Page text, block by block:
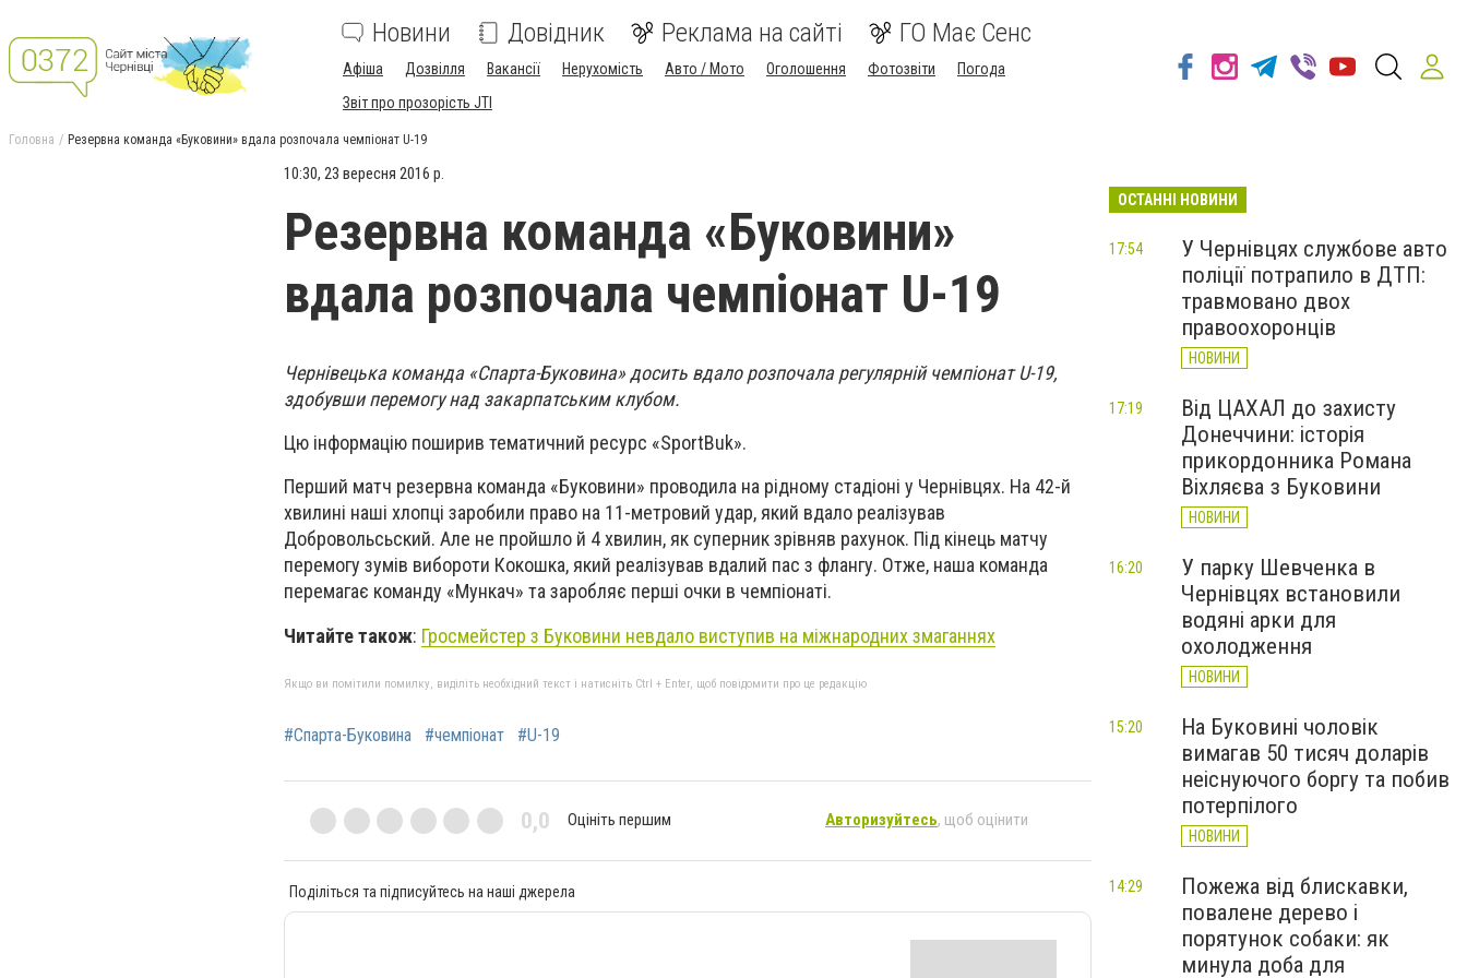
Новини Довідник Реклама на сайті ГО Має Сенс
Афіша Дозвілля Вакансії Нерухомість Авто / Мото Оголошення Фотозвіти
Погода
Звіт про прозорість JTI
Головна Резервна команда «Буковини» вдала розпочала чемпіонат U-19
10:30, 23 вересня 2016 р.
Резервна команда «Буковини»
вдала розпочала чемпіонат U-19
Чернівецька команда «Спарта-Буковина» досить вдало розпочала регулярній чемпіонат U-19,
здобувши перемогу над закарпатським клубом.
Цю інформацію поширив тематичний ресурс «SportBuk».
Перший матч резервна команда «Буковини» проводила на рідному стадіоні у Чернівцях. На 42-й
хвилині наші хлопці заробили право на 11-метровий удар, який вдало реалізував
Добровольсьский. Але не пройшло й 4 хвилин, як суперник зрівняв рахунок. Під кінець матчу
перемогу зумів вибороти Кокошка, який реалізував вдалий пас з флангу. Отже, наша команда
перемагає команду «Мункач» та заробляє перші очки в чемпіонаті.
Читайте також: Гросмейстер з Буковини невдало виступив на міжнародних змаганнях
Якщо ви помітили помилку, виділіть необхідний текст і натисніть Ctrl + Enter, щоб повідомити про це редакцію
#Спарта-Буковина #чемпіонат #U-19
0,0 Оцініть першим Авторизуйтесь, щоб оцінити
Поділіться та підписуйтесь на наші джерела
ОСТАННІ НОВИНИ
У Чернівцях службове авто
поліції потрапило в ДТП:
травмовано двох
правоохоронців
НОВИНИ
17:54
Від ЦАХАЛ до захисту
Донеччини: історія
прикордонника Романа
Віхляєва з Буковини
НОВИНИ
17:19
У парку Шевченка в
Чернівцях встановили
водяні арки для
охолодження
НОВИНИ
16:20
На Буковині чоловік
вимагав 50 тисяч доларів
неіснуючого боргу та побив
потерпілого
НОВИНИ
15:20
Пожежа від блискавки,
повалене дерево і
порятунок собаки: як
минула доба для
14:29